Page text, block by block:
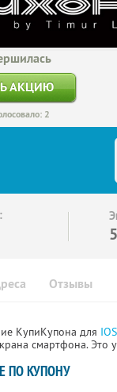
АКЦИЮ
2
Отзывы
КупиКупона для IOS
смартфона. Это
ПО КУПОНУ